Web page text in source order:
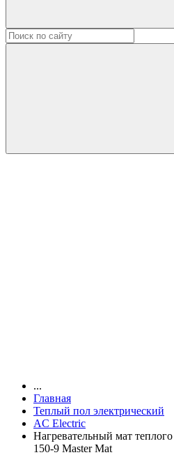
...
Главная
Теплый пол электрический
AC Electric
Нагревательный мат
150-9 Master Mat